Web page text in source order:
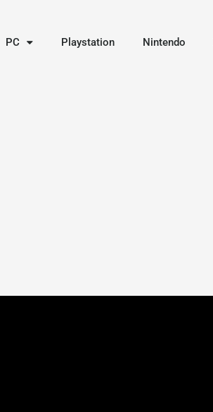
PC Playstation Nintendo